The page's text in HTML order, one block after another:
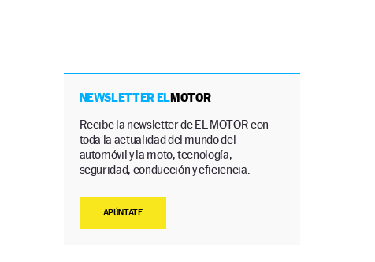
NEWSLETTER ELMOTOR
Recibe la newsletter de EL MOTOR con
toda la actualidad del mundo del
automóvil y la moto, tecnología,
seguridad, conducción y eficiencia.
APÚNTATE